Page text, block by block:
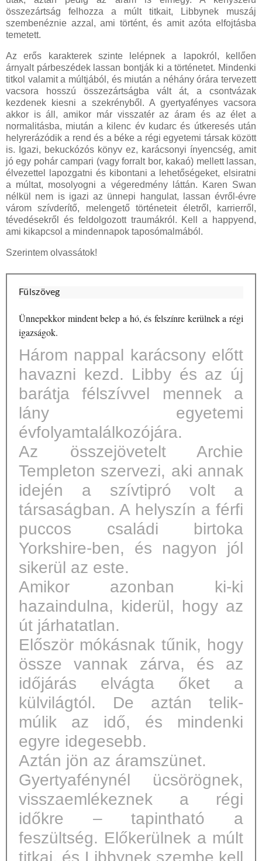
összezártság felhozza a múlt titkait, Libbynek muszáj
szembenéznie azzal, ami történt, és amit azóta elfojtásba
temetett.
Az erős karakterek szinte lelépnek a lapokról, kellően
árnyalt párbeszédek lassan bontják ki a történetet. Mindenki
titkol valamit a múltjából, és miután a néhány órára tervezett
vacsora hosszú összezártságba vált át, a csontvázak
kezdenek kiesni a szekrényből. A gyertyafényes vacsora
akkor is áll, amikor már visszatér az áram és az élet a
normalitásba, miután a kilenc év kudarc és útkeresés után
helyrerázódik a rend és a béke a régi egyetemi társak között
is. Igazi, bekuckózós könyv ez, karácsonyi ínyencség, amit
jó egy pohár campari (vagy forralt bor, kakaó) mellett lassan,
élvezettel lapozgatni és kibontani a lehetőségeket, elsiratni
a múltat, mosolyogni a végeredmény láttán. Karen Swan
nélkül nem is igazi az ünnepi hangulat, lassan évről-évre
várom szívderítő, melengető történeteit életről, karrierről,
tévedésekről és feldolgozott traumákról. Kell a happyend,
ami kikapcsol a mindennapok taposómalmából.
Szerintem olvassátok!
Fülszöveg
Ünnepekkor mindent belep a hó, és felszínre kerülnek a régi
igazságok.
Három nappal karácsony előtt
havazni kezd. Libby és az új
barátja félszívvel mennek a
lány egyetemi
évfolyamtalálkozójára.
Az összejövetelt Archie
Templeton szervezi, aki annak
idején a szívtipró volt a
társaságban. A helyszín a férfi
puccos családi birtoka
Yorkshire-ben, és nagyon jól
sikerül az este.
Amikor azonban ki-ki
hazaindulna, kiderül, hogy az
út járhatatlan.
Először mókásnak tűnik, hogy
össze vannak zárva, és az
időjárás elvágta őket a
külvilágtól. De aztán telik-
múlik az idő, és mindenki
egyre idegesebb.
Aztán jön az áramszünet.
Gyertyafénynél ücsörögnek,
visszaemlékeznek a régi
időkre – tapintható a
feszültség. Előkerülnek a múlt
titkai, és Libbynek szembe kell